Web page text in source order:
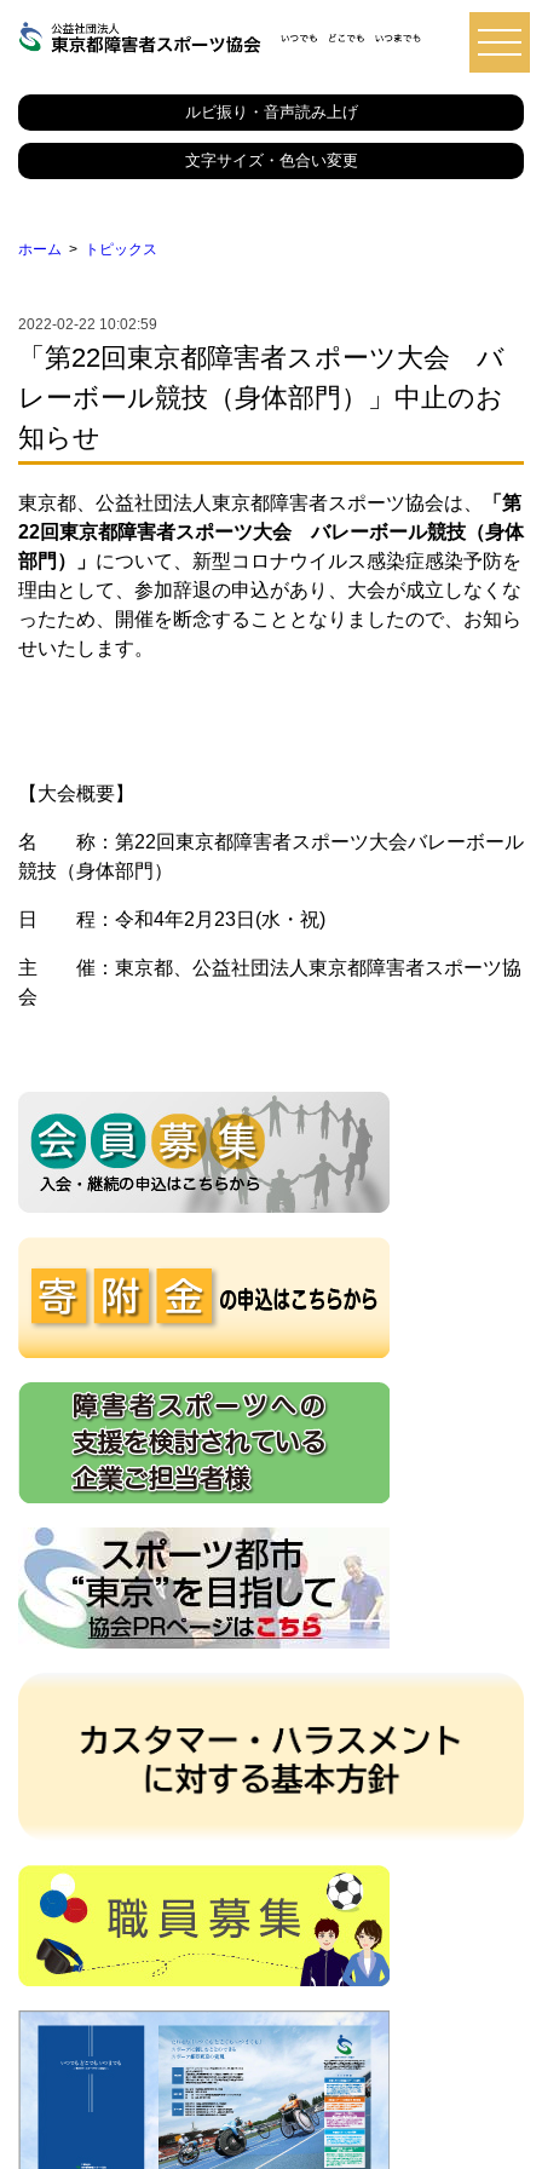
都
障
害
者
ス
協
ルビ振り・音声読み上げ
文字サイズ・色合い変更
ホーム トピックス
2022-02-22 10:02:59
「第22回東京都障害者スポーツ大会 バ
レーボール競技（身体部門）」中止のお
知らせ
東京都、公益社団法人東京都障害者スポーツ協会は、
「第
22回東京都障害者スポーツ大会 バレーボール競技（身体
部門）」 について、新型コロナウイルス感染症感染予防を
理由として、参加辞退の申込があり、大会が成立しなくな
ったため、開催を断念することとなりましたので、お知ら
せいたします。
【大会概要】
名 称：第22回東京都障害者スポーツ大会バレーボール
競技（身体部門）
日 程：令和4年2月23日(水・祝)
主 催：東京都、公益社団法人東京都障害者スポーツ協
会